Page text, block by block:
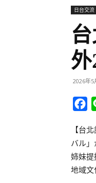
日台交流
2026年5
【台
バル
姉妹提
地域文